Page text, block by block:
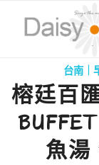
台南｜
榕廷百
魚湯